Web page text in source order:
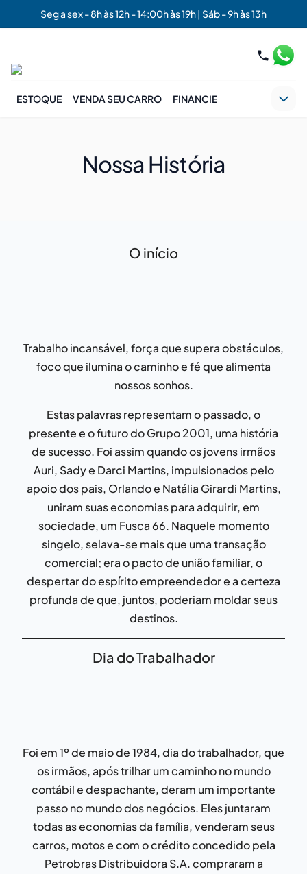
Seg a sex - 8h às 12h - 14:00h às 19h | Sáb - 9h às 13h
ESTOQUE VENDA SEU CARRO FINANCIE
Nossa História
O início
Trabalho incansável, força que supera obstáculos,
foco que ilumina o caminho e fé que alimenta
nossos sonhos.
Estas palavras representam o passado, o
presente e o futuro do Grupo 2001, uma história
de sucesso. Foi assim quando os jovens irmãos
Auri, Sady e Darci Martins, impulsionados pelo
apoio dos pais, Orlando e Natália Girardi Martins,
uniram suas economias para adquirir, em
sociedade, um Fusca 66. Naquele momento
singelo, selava-se mais que uma transação
comercial; era o pacto de união familiar, o
despertar do espírito empreendedor e a certeza
profunda de que, juntos, poderiam moldar seus
destinos.
Dia do Trabalhador
Foi em 1º de maio de 1984, dia do trabalhador, que
os irmãos, após trilhar um caminho no mundo
contábil e despachante, deram um importante
passo no mundo dos negócios. Eles juntaram
todas as economias da família, venderam seus
carros, motos e com o crédito concedido pela
Petrobras Distribuidora S.A. compraram a